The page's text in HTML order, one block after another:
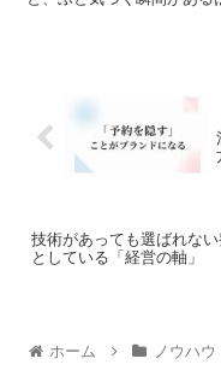
技術があっても選ばれな
としている「経営の軸」
ホーム ノウハウ